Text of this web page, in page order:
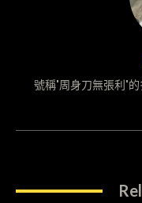
號稱"周身刀無張利"